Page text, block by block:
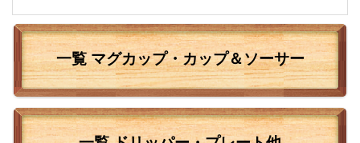
一覧 マグカップ・カップ＆ソーサー